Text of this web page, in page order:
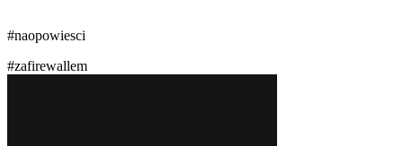
#naopowiesci
#zafirewallem